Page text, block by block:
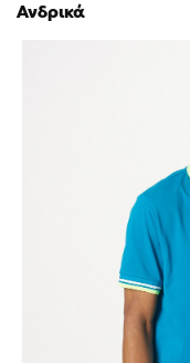
Ανδρικά